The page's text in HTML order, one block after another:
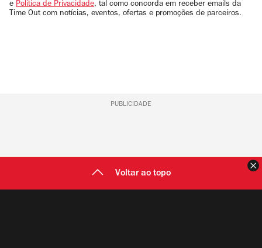
e Política de Privacidade, tal como concorda em receber emails da
Time Out com notícias, eventos, ofertas e promoções de parceiros.
PUBLICIDADE
Voltar ao topo